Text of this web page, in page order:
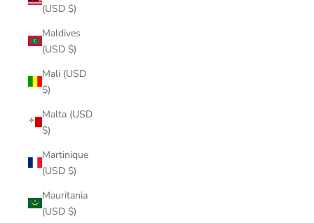
(USD $)
Maldives
(USD $)
Mali (USD
$)
Malta (USD
$)
Martinique
(USD $)
Mauritania
(USD $)